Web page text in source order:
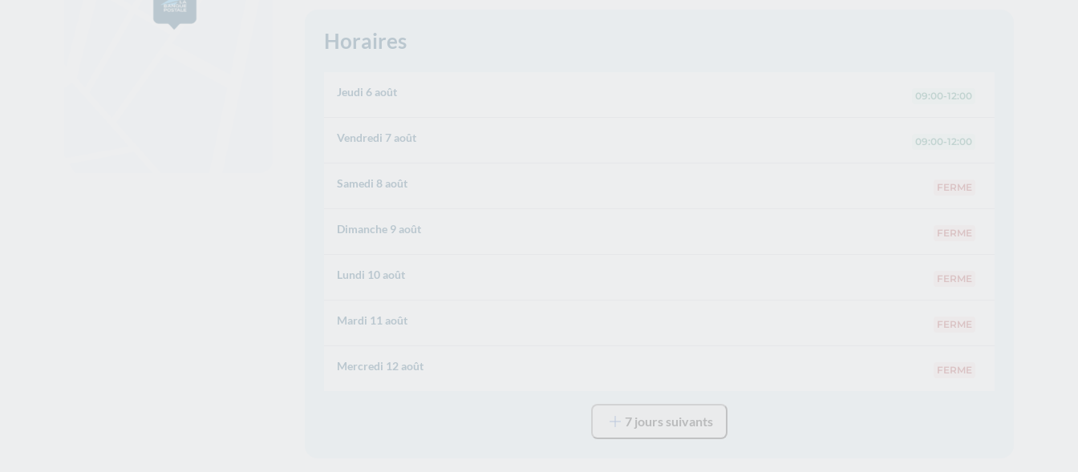
Horaires
Jeudi 6 août 09:00-12:00
Vendredi 7 août 09:00-12:00
Samedi 8 août FERME
Dimanche 9 août FERME
Lundi 10 août FERME
Mardi 11 août FERME
Mercredi 12 août FERME
7 jours suivants